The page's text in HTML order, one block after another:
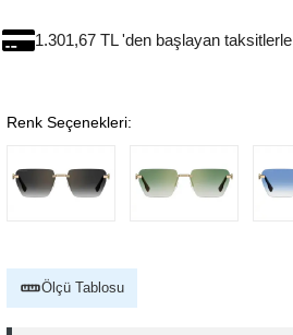
1.301,67 TL 'den başlayan taksitlerle
Renk Seçenekleri:
Ölçü Tablosu